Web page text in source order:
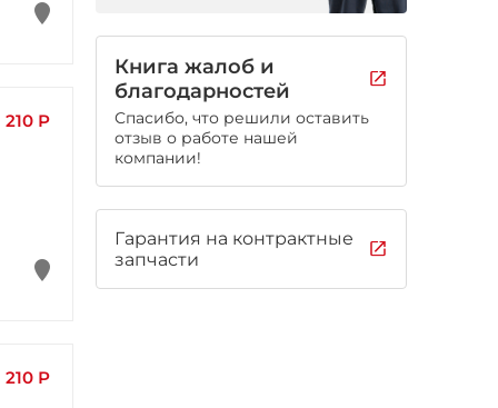
210 Р
210 Р
Книга жалоб и
благодарностей
Спасибо, что решили оставить
отзыв о работе нашей
компании!
Гарантия на контрактные
запчасти